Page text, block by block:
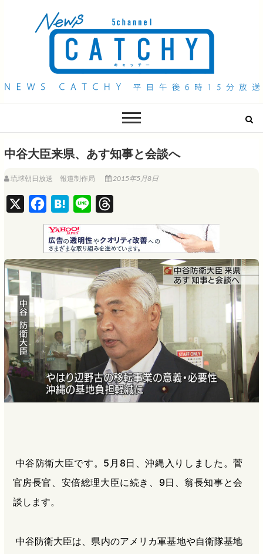
QAB NEWS Headline
中谷大臣来県、あす知事と会談へ
琉球朝日放送 報道制作局 2015年5月8日
a
c
e
b
k
H
a
t
e
n
i
n
e
h
r
e
a
s
中谷防衛大臣です。5月8日、沖縄入りしました。菅
官房長官、安倍総理大臣に続き、9日、翁長知事と会
談します。
中谷防衛大臣は、県内のアメリカ軍基地や自衛隊基地